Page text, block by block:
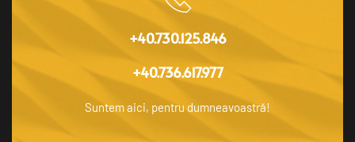
+40.730.125.846
+40.736.617.977
Suntem aici, pentru dumneavoastră!